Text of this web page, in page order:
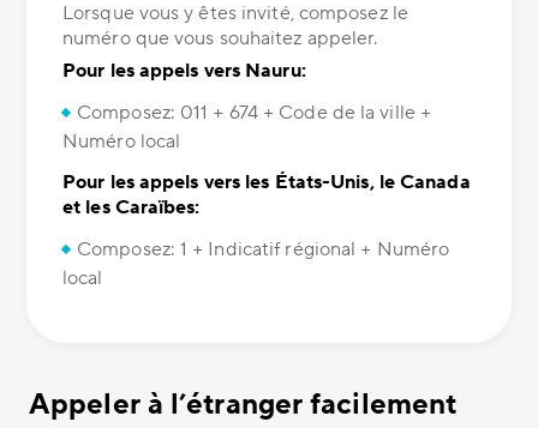
Lorsque vous y êtes invité, composez le
numéro que vous souhaitez appeler.
Pour les appels vers Nauru:
Composez: 011 + 674 + Code de la ville +
Numéro local
Pour les appels vers les États-Unis, le Canada
et les Caraïbes:
Composez: 1 + Indicatif régional + Numéro
local
Appeler à l’étranger facilement